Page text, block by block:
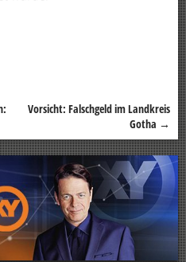
Vorsicht: Falschgeld im Landkreis
Gotha →